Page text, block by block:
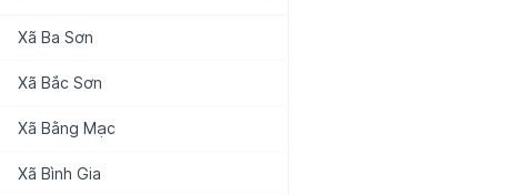
Xã Ba Sơn
Xã Bắc Sơn
Xã Bằng Mạc
Xã Bình Gia